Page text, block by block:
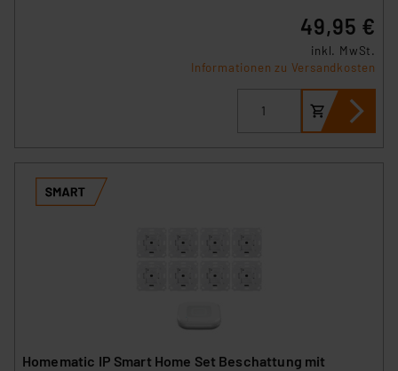
49,95 €
inkl. MwSt.
Informationen zu Versandkosten
Homematic IP Smart Home Set Beschattung mit